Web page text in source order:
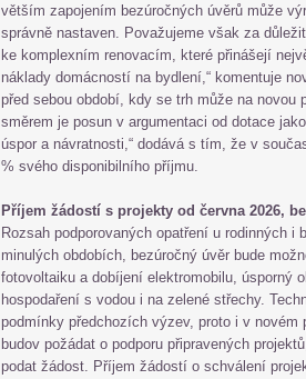
větším zapojením bezúročných úvěrů může
správně nastaven. Považujeme však za
ke komplexním renovacím, které přinášejí
náklady domácností na bydlení,“ komentuje
před sebou období, kdy se trh může na novou
směrem je posun v argumentaci od dotace
úspor a návratnosti,“ dodává s tím, že v
% svého disponibilního příjmu.
Příjem žádostí s projekty od června 2026,
Rozsah podporovaných opatření u rodinných
minulých obdobích, bezúročný úvěr bude
fotovoltaiku a dobíjení elektromobilu, úsporný
hospodaření s vodou i na zelené střechy.
podmínky předchozích výzev, proto i v novém
budov požádat o podporu připravených
podat žádost. Příjem žádostí o schválení